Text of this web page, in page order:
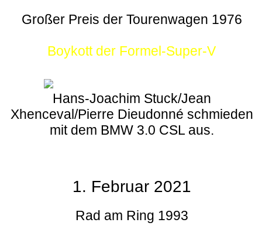
Großer Preis der Tourenwagen 1976
Boykott der Formel-Super-V
Hans-Joachim Stuck/Jean
Xhenceval/Pierre Dieudonné schmieden
mit dem BMW 3.0 CSL aus.
1. Februar 2021
Rad am Ring 1993